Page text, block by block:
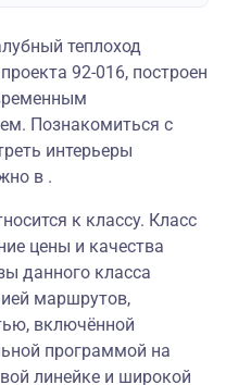
теплоход
92-016, построен
Познакомиться с
интерьеры
в .
к классу. Класс
цены и качества
данного класса
маршрутов,
включённой
программой на
линейке и широкой